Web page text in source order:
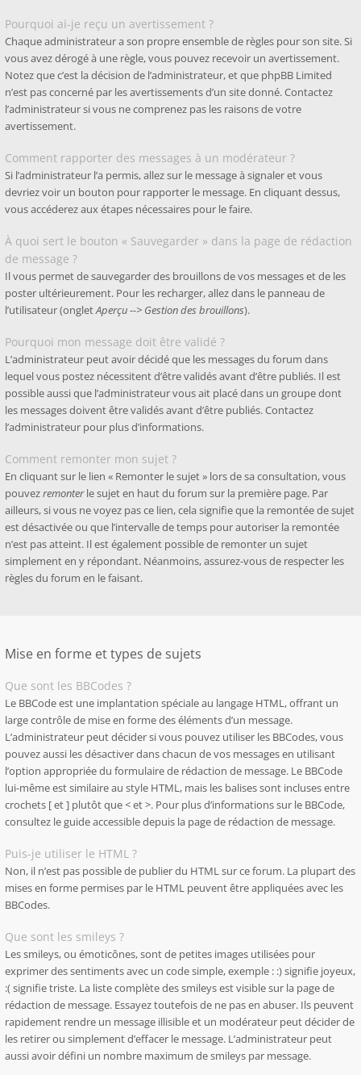
Pourquoi ai-je reçu un avertissement ?
Chaque administrateur a son propre ensemble de règles pour son site. Si
vous avez dérogé à une règle, vous pouvez recevoir un avertissement.
Notez que c’est la décision de l’administrateur, et que phpBB Limited
n’est pas concerné par les avertissements d’un site donné. Contactez
l’administrateur si vous ne comprenez pas les raisons de votre
avertissement.
Comment rapporter des messages à un modérateur ?
Si l’administrateur l’a permis, allez sur le message à signaler et vous
devriez voir un bouton pour rapporter le message. En cliquant dessus,
vous accéderez aux étapes nécessaires pour le faire.
À quoi sert le bouton « Sauvegarder » dans la page de rédaction
de message ?
Il vous permet de sauvegarder des brouillons de vos messages et de les
poster ultérieurement. Pour les recharger, allez dans le panneau de
l’utilisateur (ongletAperçu --> Gestion des brouillons).
Pourquoi mon message doit être validé ?
L’administrateur peut avoir décidé que les messages du forum dans
lequel vous postez nécessitent d’être validés avant d’être publiés. Il est
possible aussi que l’administrateur vous ait placé dans un groupe dont
les messages doivent être validés avant d’être publiés. Contactez
l’administrateur pour plus d’informations.
Comment remonter mon sujet ?
En cliquant sur le lien « Remonter le sujet » lors de sa consultation, vous
pouvezremonterle sujet en haut du forum sur la première page. Par
ailleurs, si vous ne voyez pas ce lien, cela signifie que la remontée de sujet
est désactivée ou que l’intervalle de temps pour autoriser la remontée
n’est pas atteint. Il est également possible de remonter un sujet
simplement en y répondant. Néanmoins, assurez-vous de respecter les
règles du forum en le faisant.
Mise en forme et types de sujets
Que sont les BBCodes ?
Le BBCode est une implantation spéciale au langage HTML, offrant un
large contrôle de mise en forme des éléments d’un message.
L’administrateur peut décider si vous pouvez utiliser les BBCodes, vous
pouvez aussi les désactiver dans chacun de vos messages en utilisant
l’option appropriée du formulaire de rédaction de message. Le BBCode
lui-même est similaire au style HTML, mais les balises sont incluses entre
crochets [ et ] plutôt que < et >. Pour plus d’informations sur le BBCode,
consultez le guide accessible depuis la page de rédaction de message.
Puis-je utiliser le HTML ?
Non, il n’est pas possible de publier du HTML sur ce forum. La plupart des
mises en forme permises par le HTML peuvent être appliquées avec les
BBCodes.
Que sont les smileys ?
Les smileys, ou émoticônes, sont de petites images utilisées pour
exprimer des sentiments avec un code simple, exemple : :) signifie joyeux,
:( signifie triste. La liste complète des smileys est visible sur la page de
rédaction de message. Essayez toutefois de ne pas en abuser. Ils peuvent
rapidement rendre un message illisible et un modérateur peut décider de
les retirer ou simplement d’effacer le message. L’administrateur peut
aussi avoir défini un nombre maximum de smileys par message.